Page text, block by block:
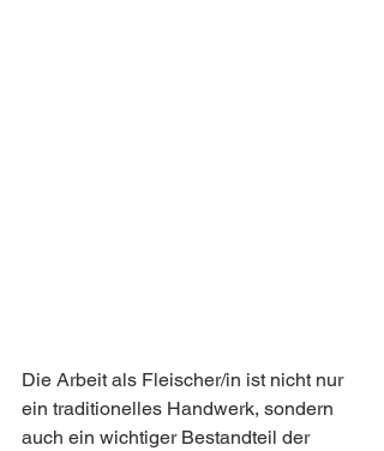
Die Arbeit als Fleischer/in ist nicht nur
ein traditionelles Handwerk, sondern
auch ein wichtiger Bestandteil der